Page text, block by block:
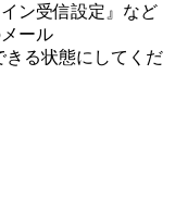
ン受信設定』など
ール
きる状態にしてくだ